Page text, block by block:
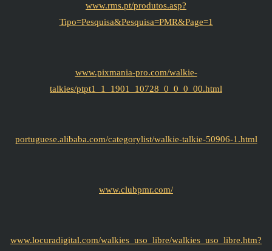
www.rms.pt/produtos.asp?
Tipo=Pesquisa&Pesquisa=PMR&Page=1
www.pixmania-pro.com/walkie-
talkies/ptpt1_1_1901_10728_0_0_0_00.html
portuguese.alibaba.com/categorylist/walkie-talkie-50906-1.html
www.clubpmr.com/
www.locuradigital.com/walkies_uso_libre/walkies_uso_libre.htm?